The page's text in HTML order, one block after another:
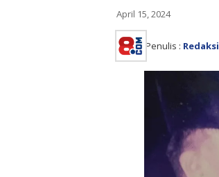
April 15, 2024
Penulis : Redaksi